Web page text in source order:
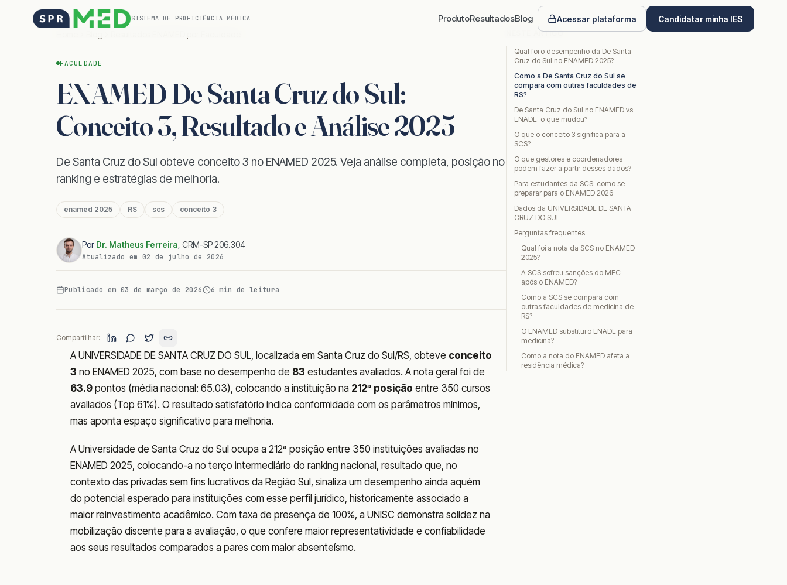
SISTEMA DE PROFICIÊNCIA MÉDICA ProdutoResultadosBlog Acessar plataforma
Candidatar minha IES
FACULDADE
ENAMED De Santa Cruz do Sul:
Conceito 3, Resultado e Análise 2025
De Santa Cruz do Sul obteve conceito 3 no ENAMED 2025. Veja análise completa, posição no
ranking e estratégias de melhoria.
enamed 2025 RS scs conceito 3
Por Dr. Matheus Ferreira, CRM-SP 206.304
Atualizado em 02 de julho de 2026
Publicado em 03 de março de 2026 6 min de leitura
Compartilhar:
A UNIVERSIDADE DE SANTA CRUZ DO SUL, localizada em Santa Cruz do Sul/RS, obteve conceito
3 no ENAMED 2025, com base no desempenho de 83 estudantes avaliados. A nota geral foi de
63.9 pontos (média nacional: 65.03), colocando a instituição na 212ª posição entre 350 cursos
avaliados (Top 61%). O resultado satisfatório indica conformidade com os parâmetros mínimos,
mas aponta espaço significativo para melhoria.
A Universidade de Santa Cruz do Sul ocupa a 212ª posição entre 350 instituições avaliadas no
ENAMED 2025, colocando-a no terço intermediário do ranking nacional, resultado que, no
contexto das privadas sem fins lucrativos da Região Sul, sinaliza um desempenho ainda aquém
do potencial esperado para instituições com esse perfil jurídico, historicamente associado a
maior reinvestimento acadêmico. Com taxa de presença de 100%, a UNISC demonstra solidez na
mobilização discente para a avaliação, o que confere maior representatividade e confiabilidade
aos seus resultados comparados a pares com maior absenteísmo.
NESTE ARTIGO
Qual foi o desempenho da De Santa
Cruz do Sul no ENAMED 2025?
Como a De Santa Cruz do Sul se
compara com outras faculdades de
RS?
De Santa Cruz do Sul no ENAMED vs
ENADE: o que mudou?
O que o conceito 3 significa para a
SCS?
O que gestores e coordenadores
podem fazer a partir desses dados?
Para estudantes da SCS: como se
preparar para o ENAMED 2026
Dados da UNIVERSIDADE DE SANTA
CRUZ DO SUL
Perguntas frequentes
Qual foi a nota da SCS no ENAMED
2025?
A SCS sofreu sanções do MEC
após o ENAMED?
Como a SCS se compara com
outras faculdades de medicina de
RS?
O ENAMED substitui o ENADE para
medicina?
Como a nota do ENAMED afeta a
residência médica?